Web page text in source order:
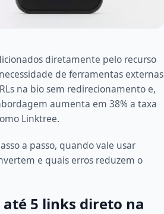
diretamente pelo recurso
de ferramentas externas
na bio sem redirecionamento e,
aumenta em 38% a taxa
Linktree.
a passo, quando vale usar
e quais erros reduzem o
5 links direto na